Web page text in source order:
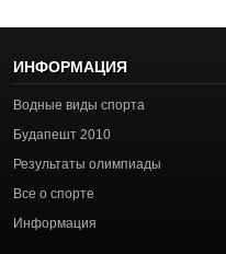
ИНФОРМАЦИЯ
Водные виды спорта
Будапешт 2010
Результаты олимпиады
Все о спорте
Информация